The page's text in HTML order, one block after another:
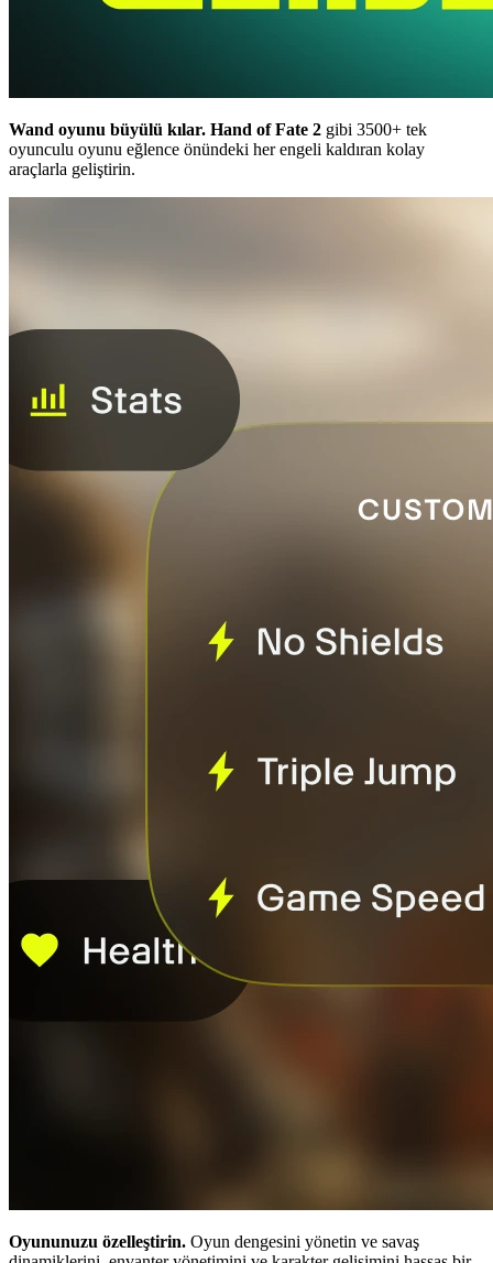
Wand oyunu büyülü kılar. Hand of Fate 2 gibi 3500+ tek
oyunculu oyunu eğlence önündeki her engeli kaldıran kolay
araçlarla geliştirin.
Oyununuzu özelleştirin. Oyun dengesini yönetin ve savaş